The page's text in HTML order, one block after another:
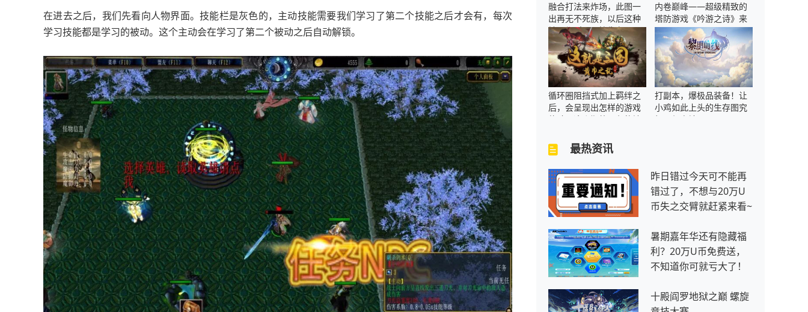
在进去之后，我们先看向人物界面。技能栏是灰色的，主动技能需要我们学习了第二个技能之后才会有，每次
学习技能都是学习的被动。这个主动会在学习了第二个被动之后自动解锁。
融合打法来炸场，此图一
出再无不死族，以后这种
地图都叫《震惊生存》！
内卷巅峰——超级精致的
塔防游戏《吟游之诗》来
了！
循环圈阻挡式加上羁绊之
后，会呈现出怎样的游戏
体验？这张期待已久的地
打副本，爆极品装备！让
小鸡如此上头的生存图究
极是何方神圣？
最热资讯
昨日错过今天可不能再
错过了，不想与20万U
币失之交臂就赶紧来看~
暑期嘉年华还有隐藏福
利？20万U币免费送，
不知道你可就亏大了！
十殿阎罗地狱之巅 螺旋